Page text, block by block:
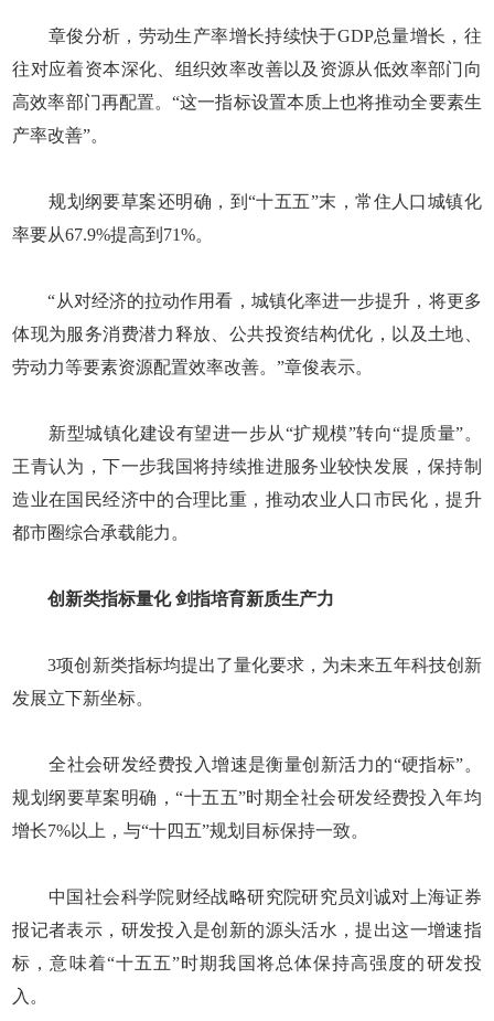
章俊分析，劳动生产率增长持续快于GDP总量增长，往
往对应着资本深化、组织效率改善以及资源从低效率部门向
高效率部门再配置。“这一指标设置本质上也将推动全要素生
产率改善”。
规划纲要草案还明确，到“十五五”末，常住人口城镇化
率要从67.9%提高到71%。
“从对经济的拉动作用看，城镇化率进一步提升，将更多
体现为服务消费潜力释放、公共投资结构优化，以及土地、
劳动力等要素资源配置效率改善。”章俊表示。
新型城镇化建设有望进一步从“扩规模”转向“提质量”。
王青认为，下一步我国将持续推进服务业较快发展，保持制
造业在国民经济中的合理比重，推动农业人口市民化，提升
都市圈综合承载能力。
创新类指标量化 剑指培育新质生产力
3项创新类指标均提出了量化要求，为未来五年科技创新
发展立下新坐标。
全社会研发经费投入增速是衡量创新活力的“硬指标”。
规划纲要草案明确，“十五五”时期全社会研发经费投入年均
增长7%以上，与“十四五”规划目标保持一致。
中国社会科学院财经战略研究院研究员刘诚对上海证券
报记者表示，研发投入是创新的源头活水，提出这一增速指
标，意味着“十五五”时期我国将总体保持高强度的研发投
入。